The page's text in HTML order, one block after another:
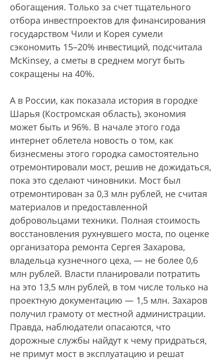
обогащения. Только за счет тщательного
отбора инвестпроектов для финансирования
государством Чили и Корея сумели
сэкономить 15–20% инвестиций, подсчитала
McKinsey, а сметы в среднем могут быть
сокращены на 40%.
А в России, как показала история в городке
Шарья (Костромская область), экономия
может быть и 96%. В начале этого года
интернет облетела новость о том, как
бизнесмены этого городка самостоятельно
отремонтировали мост, решив не дожидаться,
пока это сделают чиновники. Мост был
отремонтирован за 0,3 млн рублей, не считая
материалов и предоставленной
добровольцами техники. Полная стоимость
восстановления рухнувшего моста, по оценке
организатора ремонта Сергея Захарова,
владельца кузнечного цеха, — не более 0,6
млн рублей. Власти планировали потратить
на это 13,5 млн рублей, в том числе только на
проектную документацию — 1,5 млн. Захаров
получил грамоту от местной администрации.
Правда, наблюдатели опасаются, что
дорожные службы найдут к чему придраться,
не примут мост в эксплуатацию и решат